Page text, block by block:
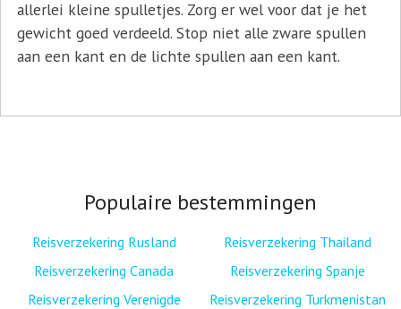
allerlei kleine spulletjes. Zorg er wel voor dat je het
gewicht goed verdeeld. Stop niet alle zware spullen
aan een kant en de lichte spullen aan een kant.
Populaire bestemmingen
Reisverzekering Rusland
Reisverzekering Canada
Reisverzekering Verenigde
Reisverzekering Thailand
Reisverzekering Spanje
Reisverzekering Turkmenistan